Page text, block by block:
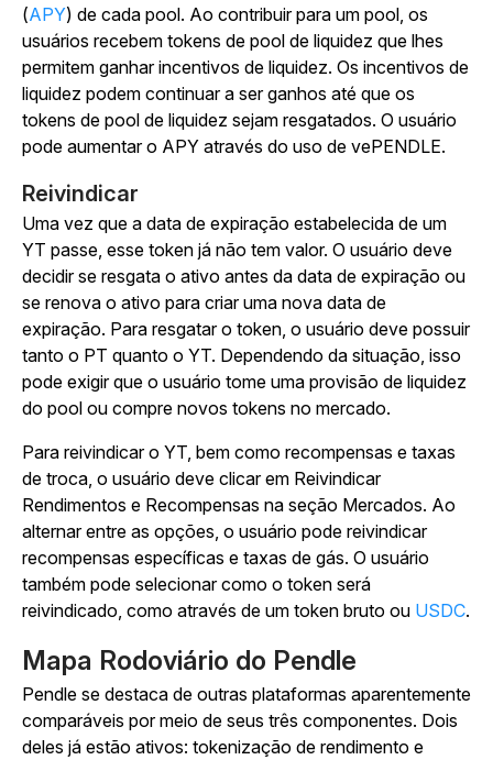
(APY) de cada pool. Ao contribuir para um pool, os
usuários recebem tokens de pool de liquidez que lhes
permitem ganhar incentivos de liquidez. Os incentivos de
liquidez podem continuar a ser ganhos até que os
tokens de pool de liquidez sejam resgatados. O usuário
pode aumentar o APY através do uso de vePENDLE.
Reivindicar
Uma vez que a data de expiração estabelecida de um
YT passe, esse token já não tem valor. O usuário deve
decidir se resgata o ativo antes da data de expiração ou
se renova o ativo para criar uma nova data de
expiração. Para resgatar o token, o usuário deve possuir
tanto o PT quanto o YT. Dependendo da situação, isso
pode exigir que o usuário tome uma provisão de liquidez
do pool ou compre novos tokens no mercado.
Para reivindicar o YT, bem como recompensas e taxas
de troca, o usuário deve clicar em Reivindicar
Rendimentos e Recompensas na seção Mercados. Ao
alternar entre as opções, o usuário pode reivindicar
recompensas específicas e taxas de gás. O usuário
também pode selecionar como o token será
reivindicado, como através de um token bruto ou USDC.
Mapa Rodoviário do Pendle
Pendle se destaca de outras plataformas aparentemente
comparáveis por meio de seus três componentes. Dois
deles já estão ativos: tokenização de rendimento e